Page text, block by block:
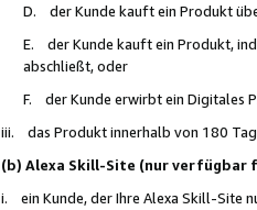
D. der Kunde kauft ein Produkt
E. der Kunde kauft ein Produkt,
abschließt, oder
F. der Kunde erwirbt ein Digitales
iii. das Produkt innerhalb von 180
(b) Alexa Skill-Site (nur verfügbar
i. ein Kunde, der Ihre Alexa Skill-Site